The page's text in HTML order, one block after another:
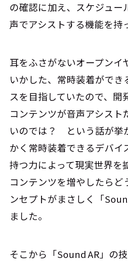
の確認に加え、スケジュー
声でアシストする機能を持
耳をふさがないオープンイ
いかした、常時装着ができ
スを目指していたので、開
コンテンツが音声アシスト
いのでは？ という話が挙
かく常時装着できるデバイ
持つ力によって現実世界を
コンテンツを増やしたらど
ンセプトがまさしく「
ました。
そこから「Sound AR」の